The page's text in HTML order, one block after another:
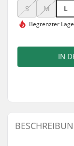
S M L
Begrenzter
IN